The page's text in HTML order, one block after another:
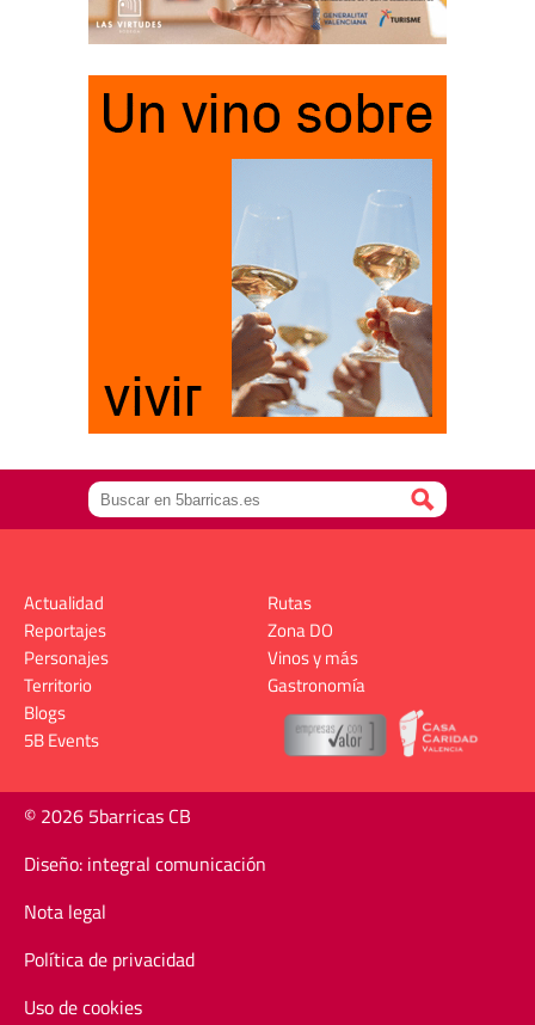
Actualidad
Reportajes
Personajes
Territorio
Rutas
Zona DO
Vinos y más
Gastronomía
Blogs
5B Events
© 2026 5barricas CB
Diseño: integral comunicación
Nota legal
Política de privacidad
Uso de cookies